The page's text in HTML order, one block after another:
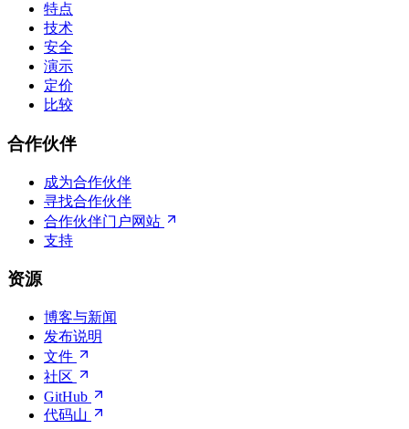
特点
技术
安全
演示
定价
比较
合作伙伴
成为合作伙伴
寻找合作伙伴
合作伙伴门户网站
支持
资源
博客与新闻
发布说明
文件
社区
GitHub
代码山